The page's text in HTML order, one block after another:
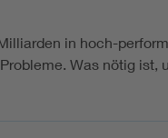
in hoch-
Was nötig